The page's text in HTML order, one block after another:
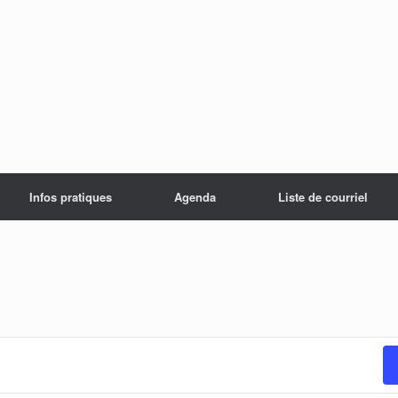
Infos pratiques Agenda Liste de courriel